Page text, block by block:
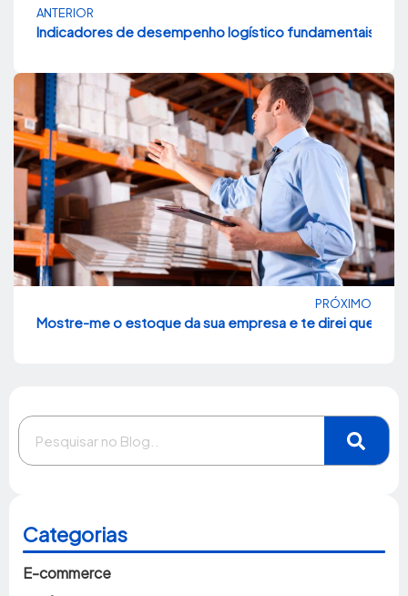
ANTERIOR
Indicadores de desempenho logístico fundamentais
PRÓXIMO
Mostre-me o estoque da sua empresa e te direi quem és
Categorias
E-commerce